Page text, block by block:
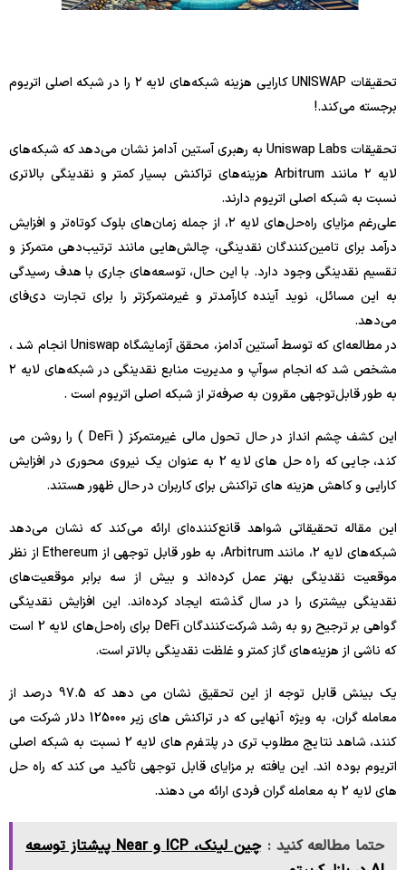
تحقیقات UNISWAP کارایی هزینه شبکه‌های لایه ۲ را در شبکه اصلی اتریوم
برجسته می‌کند.!
تحقیقات Uniswap Labs به رهبری آستین آدامز نشان می‌دهد که شبکه‌های
لایه ۲ مانند Arbitrum هزینه‌های تراکنش بسیار کمتر و نقدینگی بالاتری
نسبت به شبکه اصلی اتریوم دارند.
علی‌رغم مزایای راه‌حل‌های لایه ۲، از جمله زمان‌های بلوک کوتاه‌تر و افزایش
درآمد برای تامین‌کنندگان نقدینگی، چالش‌هایی مانند ترتیب‌دهی متمرکز و
تقسیم نقدینگی وجود دارد. با این حال، توسعه‌های جاری با هدف رسیدگی
به این مسائل، نوید آینده کارآمدتر و غیرمتمرکزتر را برای تجارت دی‌فای
می‌دهد.
در مطالعه‌ای که توسط آستین آدامز، محقق آزمایشگاه Uniswap انجام شد ،
مشخص شد که انجام سوآپ و مدیریت منابع نقدینگی در شبکه‌های لایه ۲
به طور قابل‌توجهی مقرون به صرفه‌تر از شبکه اصلی اتریوم است .
این کشف چشم انداز در حال تحول مالی غیرمتمرکز ( DeFi ) را روشن می
کند، جایی که راه حل های لایه 2 به عنوان یک نیروی محوری در افزایش
کارایی و کاهش هزینه های تراکنش برای کاربران در حال ظهور هستند.
این مقاله تحقیقاتی شواهد قانع‌کننده‌ای ارائه می‌کند که نشان می‌دهد
شبکه‌های لایه 2، مانند Arbitrum، به طور قابل توجهی از Ethereum از نظر
موقعیت نقدینگی بهتر عمل کرده‌اند و بیش از سه برابر موقعیت‌های
نقدینگی بیشتری را در سال گذشته ایجاد کرده‌اند. این افزایش نقدینگی
گواهی بر ترجیح رو به رشد شرکت‌کنندگان DeFi برای راه‌حل‌های لایه 2 است
که ناشی از هزینه‌های گاز کمتر و غلظت نقدینگی بالاتر است.
یک بینش قابل توجه از این تحقیق نشان می دهد که 97.5 درصد از
معامله گران، به ویژه آنهایی که در تراکنش های زیر 125000 دلار شرکت می
کنند، شاهد نتایج مطلوب تری در پلتفرم های لایه 2 نسبت به شبکه اصلی
اتریوم بوده اند. این یافته بر مزایای قابل توجهی تأکید می کند که راه حل
های لایه 2 به معامله گران فردی ارائه می دهند.
حتما مطالعه کنید :
چین‌ لینک، ICP و Near پیشتاز توسعه